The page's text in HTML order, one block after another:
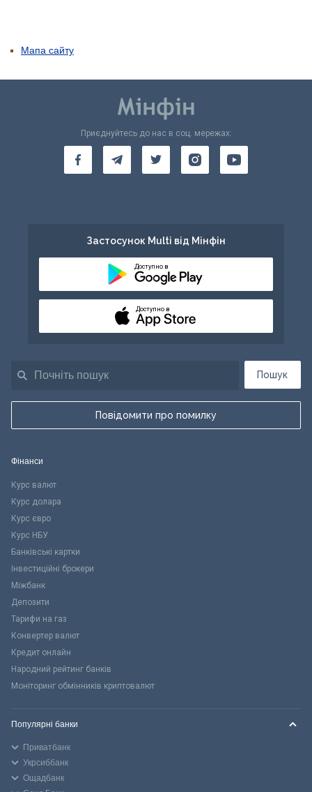
Мапа сайту
Пошук
Повідомити про помилку
Приєднуйтесь до нас в соц. мережах:
Застосунок Multi від Мінфін
Доступно в
Доступно в
Фінанси
Курс валют
Курс долара
Курс євро
Курс НБУ
Банківські картки
Інвестиційні брокери
Міжбанк
Депозити
Тарифи на газ
Конвертер валют
Кредит онлайн
Народний рейтинг банків
Моніторинг обмінників криптовалют
Популярні банки
Приватбанк
Укрсиббанк
Ощадбанк